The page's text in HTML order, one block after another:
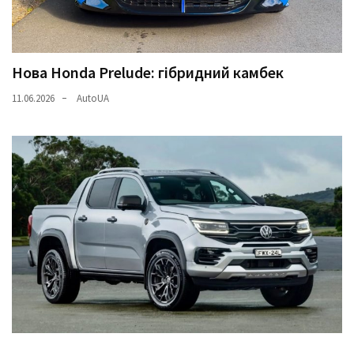
Нова Honda Prelude: гібридний камбек
11.06.2026 AutoUA